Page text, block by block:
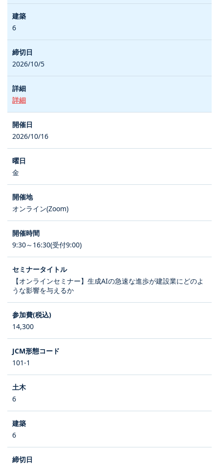
6
2026/10/5
詳細
2026/10/16
金
オンライン(Zoom)
9:30～16:30(受付9:00)
【オンラインセミナー】生成AIの急速な進歩が建設業にどのよ
うな影響を与えるか
14,300
101-1
6
6